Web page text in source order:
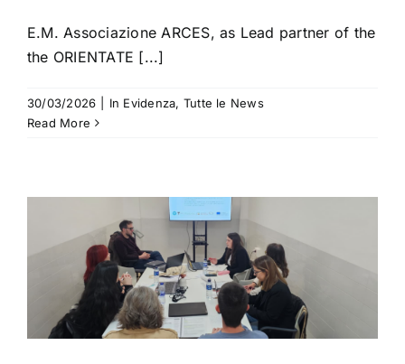
E.M. Associazione ARCES, as Lead partner of the
the ORIENTATE [...]
30/03/2026 In Evidenza, Tutte le News
Read More